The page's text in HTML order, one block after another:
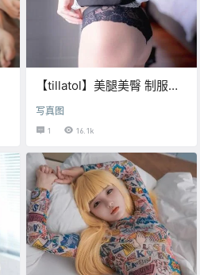
【tillatol】美腿美臀 制服内
写真图
1 16.1k